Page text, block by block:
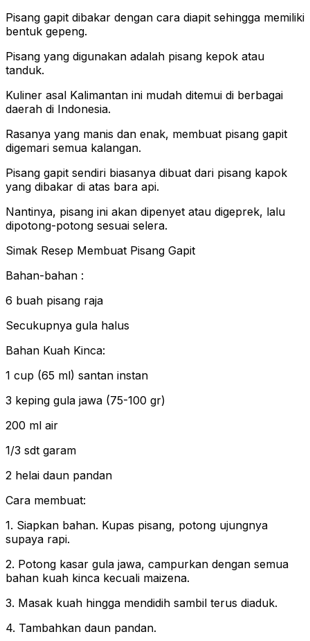
Pisang gapit dibakar dengan cara diapit sehingga memiliki
bentuk gepeng.
Pisang yang digunakan adalah pisang kepok atau
tanduk.
Kuliner asal Kalimantan ini mudah ditemui di berbagai
daerah di Indonesia.
Rasanya yang manis dan enak, membuat pisang gapit
digemari semua kalangan.
Pisang gapit sendiri biasanya dibuat dari pisang kapok
yang dibakar di atas bara api.
Nantinya, pisang ini akan dipenyet atau digeprek, lalu
dipotong-potong sesuai selera.
Simak Resep Membuat Pisang Gapit
Bahan-bahan :
6 buah pisang raja
Secukupnya gula halus
Bahan Kuah Kinca:
1 cup (65 ml) santan instan
3 keping gula jawa (75-100 gr)
200 ml air
1/3 sdt garam
2 helai daun pandan
Cara membuat:
1. Siapkan bahan. Kupas pisang, potong ujungnya
supaya rapi.
2. Potong kasar gula jawa, campurkan dengan semua
bahan kuah kinca kecuali maizena.
3. Masak kuah hingga mendidih sambil terus diaduk.
4. Tambahkan daun pandan.